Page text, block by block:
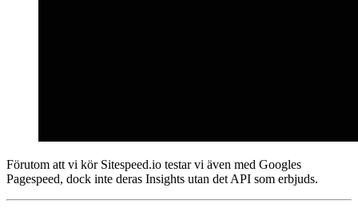
Förutom att vi kör Sitespeed.io testar vi även med Googles
Pagespeed, dock inte deras Insights utan det API som erbjuds.